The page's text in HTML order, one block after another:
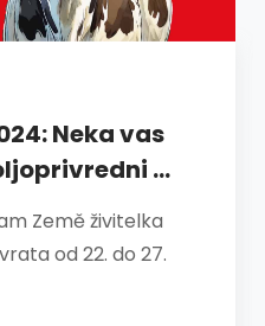
Neka vas
...
Země živitelka
od 22. do 27.